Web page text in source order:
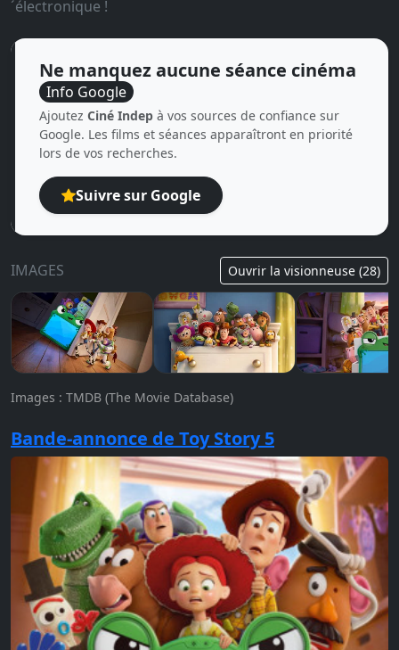
´électronique !
Ne manquez aucune séance cinéma
Info Google
Ajoutez Ciné Indep à vos sources de confiance sur
Google. Les films et séances apparaîtront en priorité
lors de vos recherches.
Suivre sur Google
IMAGES Ouvrir la visionneuse (28)
Images : TMDB (The Movie Database)
Bande-annonce de Toy Story 5